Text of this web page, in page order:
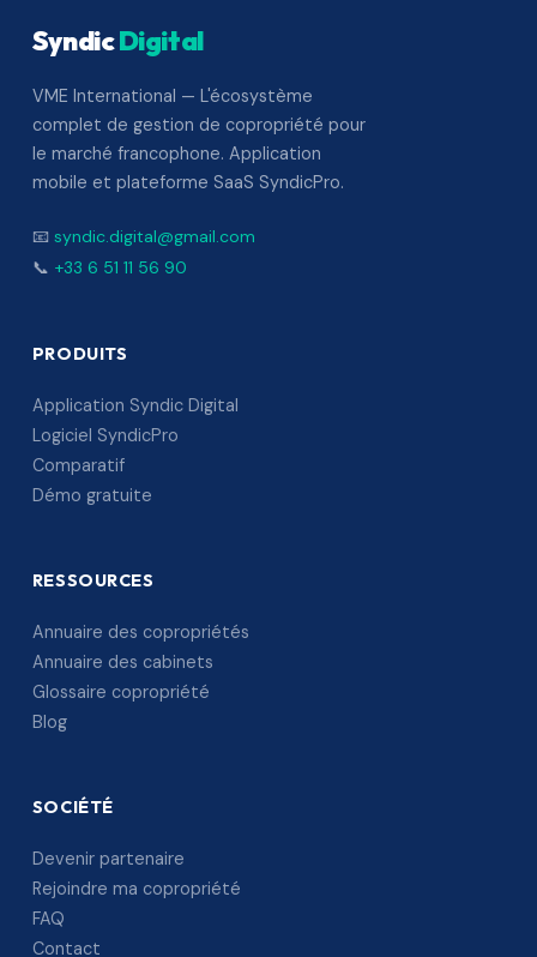
SyndicDigital
VME International — L'écosystème
complet de gestion de copropriété pour
le marché francophone. Application
mobile et plateforme SaaS SyndicPro.
📧 syndic.digital@gmail.com
📞 +33 6 51 11 56 90
PRODUITS
Application Syndic Digital
Logiciel SyndicPro
Comparatif
Démo gratuite
RESSOURCES
Annuaire des copropriétés
Annuaire des cabinets
Glossaire copropriété
Blog
SOCIÉTÉ
Devenir partenaire
Rejoindre ma copropriété
FAQ
Contact